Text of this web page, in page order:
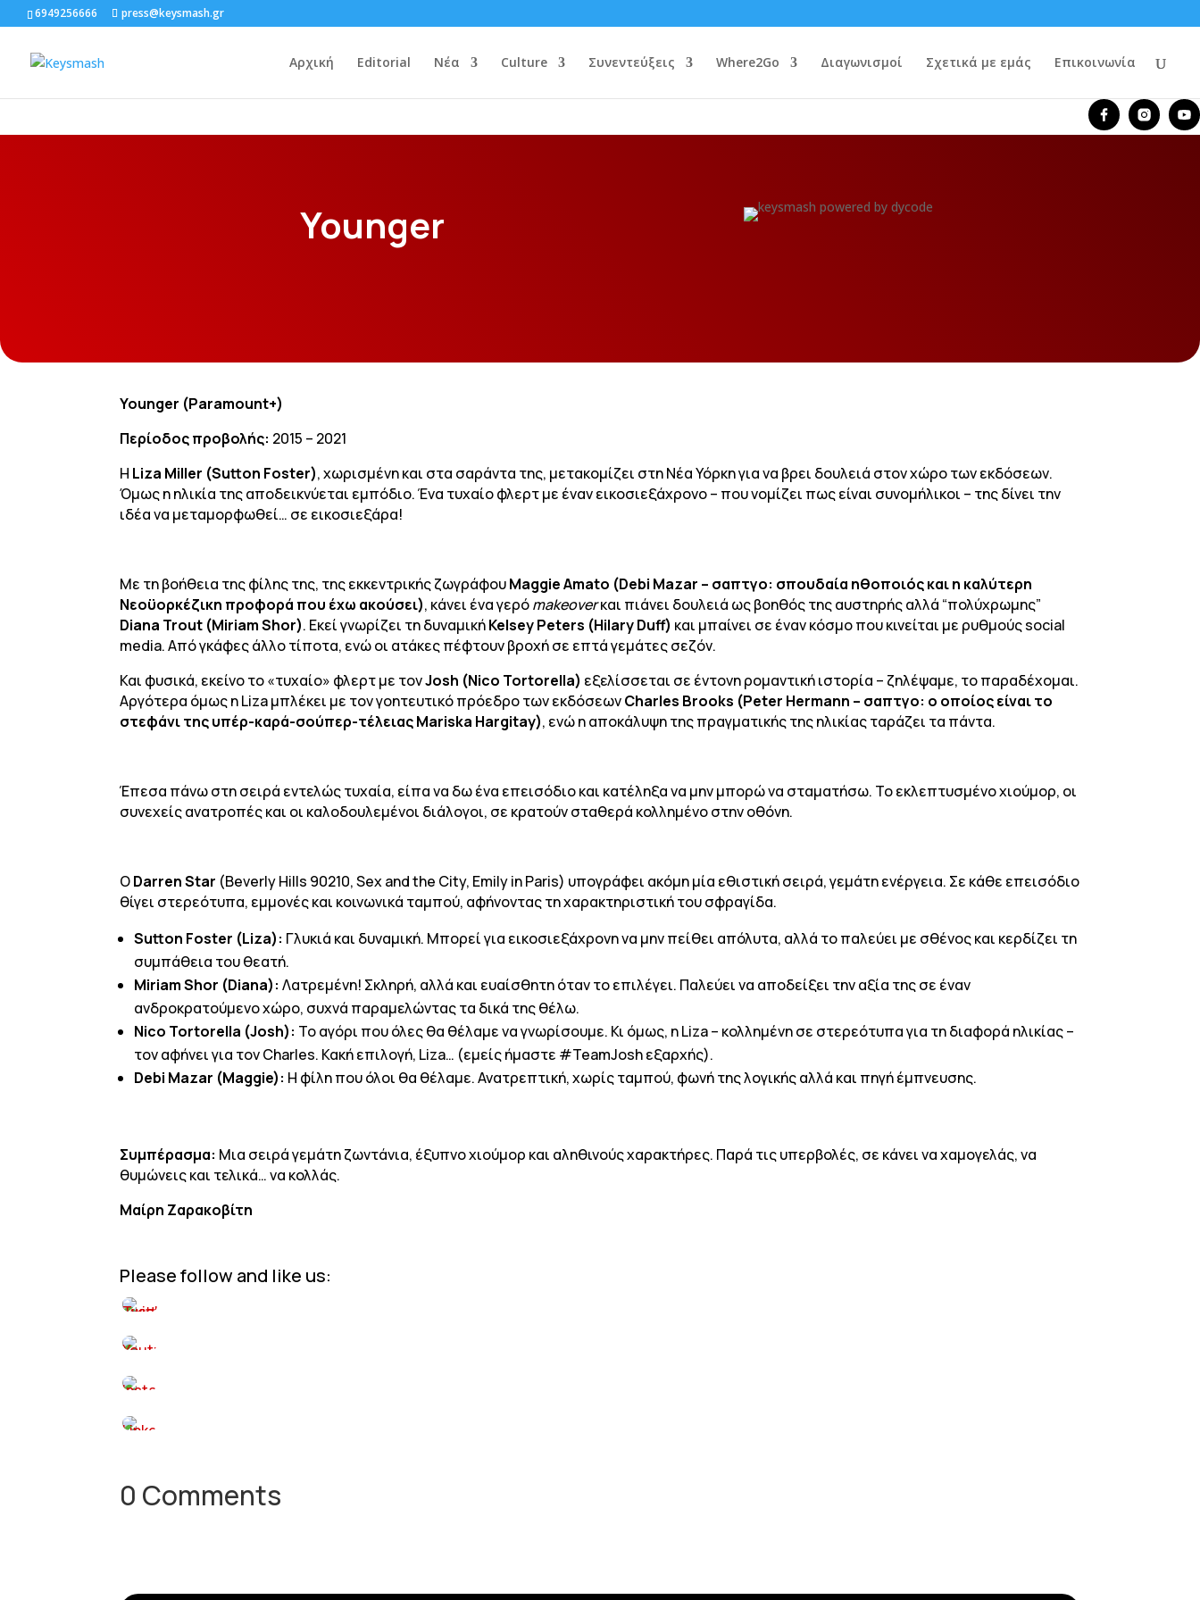
6949256666 press@keysmash.gr
Αρχική Editorial Νέα Culture Συνεντεύξεις Where2Go Διαγωνισμοί Σχετικά με εμάς Επικοινωνία
Younger
Younger (Paramount+)
Περίοδος προβολής: 2015 – 2021
Η Liza Miller (Sutton Foster), χωρισμένη και στα σαράντα της, μετακομίζει στη Νέα Υόρκη για να βρει δουλειά στον χώρο των εκδόσεων.
Όμως η ηλικία της αποδεικνύεται εμπόδιο. Ένα τυχαίο φλερτ με έναν εικοσιεξάχρονο – που νομίζει πως είναι συνομήλικοι – της δίνει την
ιδέα να μεταμορφωθεί… σε εικοσιεξάρα!
Με τη βοήθεια της φίλης της, της εκκεντρικής ζωγράφουMaggie Amato (Debi Mazar – σαπτγο: σπουδαία ηθοποιός και η καλύτερη
Νεοϋορκέζικη προφορά που έχω ακούσει), κάνει ένα γερόmakeoverκαι πιάνει δουλειά ως βοηθός της αυστηρής αλλά “πολύχρωμης”
Diana Trout (Miriam Shor). Εκεί γνωρίζει τη δυναμικήKelsey Peters (Hilary Duff) και μπαίνει σε έναν κόσμο που κινείται με ρυθμούς social
media. Από γκάφες άλλο τίποτα, ενώ οι ατάκες πέφτουν βροχή σε επτά γεμάτες σεζόν.
Και φυσικά, εκείνο το «τυχαίο» φλερτ με τονJosh (Nico Tortorella) εξελίσσεται σε έντονη ρομαντική ιστορία – ζηλέψαμε, το παραδέχομαι.
Αργότερα όμως η Liza μπλέκει με τον γοητευτικό πρόεδρο των εκδόσεωνCharles Brooks (Peter Hermann – σαπτγο: ο οποίος είναι το
στεφάνι της υπέρ-καρά-σούπερ-τέλειας Mariska Hargitay), ενώ η αποκάλυψη της πραγματικής της ηλικίας ταράζει τα πάντα.
Έπεσα πάνω στη σειρά εντελώς τυχαία, είπα να δω ένα επεισόδιο και κατέληξα να μην μπορώ να σταματήσω. Το εκλεπτυσμένο χιούμορ, οι
συνεχείς ανατροπές και οι καλοδουλεμένοι διάλογοι, σε κρατούν σταθερά κολλημένο στην οθόνη.
ΟDarren Star (Beverly Hills 90210, Sex and the City, Emily in Paris) υπογράφει ακόμη μία εθιστική σειρά, γεμάτη ενέργεια. Σε κάθε επεισόδιο
θίγει στερεότυπα, εμμονές και κοινωνικά ταμπού, αφήνοντας τη χαρακτηριστική του σφραγίδα.
Sutton Foster (Liza): Γλυκιά και δυναμική. Μπορεί για εικοσιεξάχρονη να μην πείθει απόλυτα, αλλά το παλεύει με σθένος και κερδίζει τη
συμπάθεια του θεατή.
Miriam Shor (Diana): Λατρεμένη! Σκληρή, αλλά και ευαίσθητη όταν το επιλέγει. Παλεύει να αποδείξει την αξία της σε έναν
ανδροκρατούμενο χώρο, συχνά παραμελώντας τα δικά της θέλω.
Nico Tortorella (Josh): Το αγόρι που όλες θα θέλαμε να γνωρίσουμε. Κι όμως, η Liza – κολλημένη σε στερεότυπα για τη διαφορά ηλικίας –
τον αφήνει για τον Charles. Κακή επιλογή, Liza… (εμείς ήμαστε #TeamJosh εξαρχής).
Debi Mazar (Maggie): Η φίλη που όλοι θα θέλαμε. Ανατρεπτική, χωρίς ταμπού, φωνή της λογικής αλλά και πηγή έμπνευσης.
Συμπέρασμα: Μια σειρά γεμάτη ζωντάνια, έξυπνο χιούμορ και αληθινούς χαρακτήρες. Παρά τις υπερβολές, σε κάνει να χαμογελάς, να
θυμώνεις και τελικά… να κολλάς.
Μαίρη Ζαρακοβίτη
Please follow and like us:
0 Comments